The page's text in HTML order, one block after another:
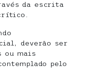
da escrita
deverão ser
ou mais
pelo